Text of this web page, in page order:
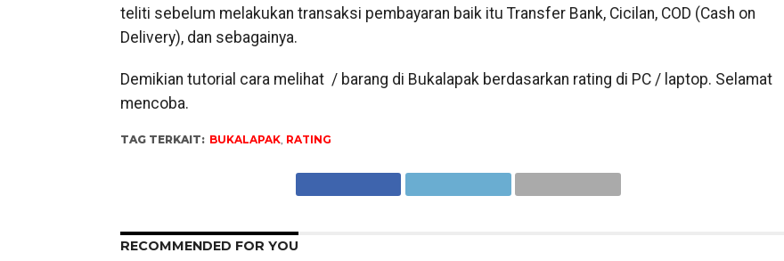
teliti sebelum melakukan transaksi pembayaran baik itu Transfer Bank, Cicilan, COD (Cash on
Delivery), dan sebagainya.
Demikian tutorial cara melihat / barang di Bukalapak berdasarkan rating di PC / laptop. Selamat
mencoba.
TAG TERKAIT: BUKALAPAK, RATING
RECOMMENDED FOR YOU